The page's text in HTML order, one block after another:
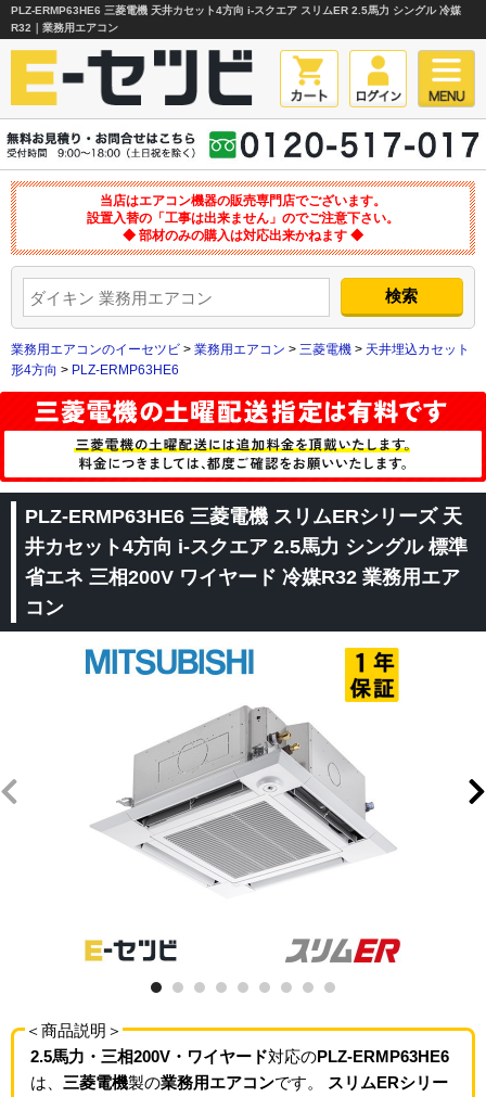
PLZ-ERMP63HE6 三菱電機 天井カセット4方向 i-スクエア スリムER 2.5馬力 シングル 冷媒
R32｜業務用エアコン
当店はエアコン機器の販売専門店でございます。
設置入替の「工事は出来ません」のでご注意下さい。
◆ 部材のみの購入は対応出来かねます ◆
業務用エアコンのイーセツビ > 業務用エアコン > 三菱電機 > 天井埋込カセット
形4方向 > PLZ-ERMP63HE6
PLZ-ERMP63HE6 三菱電機 スリムERシリーズ 天
井カセット4方向 i-スクエア 2.5馬力 シングル 標準
省エネ 三相200V ワイヤード 冷媒R32 業務用エア
コン
＜商品説明＞
2.5馬力・三相200V・ワイヤード対応のPLZ-ERMP63HE6
は、 三菱電機製の業務用エアコンです。
スリムERシリー